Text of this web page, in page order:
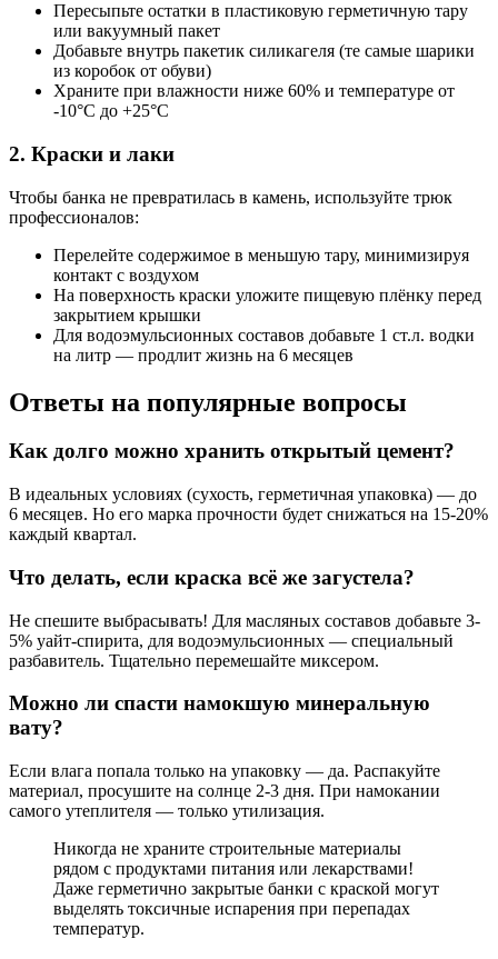
Пересыпьте остатки в пластиковую герметичную тару
или вакуумный пакет
Добавьте внутрь пакетик силикагеля (те самые шарики
из коробок от обуви)
Храните при влажности ниже 60% и температуре от
-10°C до +25°C
2. Краски и лаки
Чтобы банка не превратилась в камень, используйте трюк
профессионалов:
Перелейте содержимое в меньшую тару, минимизируя
контакт с воздухом
На поверхность краски уложите пищевую плёнку перед
закрытием крышки
Для водоэмульсионных составов добавьте 1 ст.л. водки
на литр — продлит жизнь на 6 месяцев
Ответы на популярные вопросы
Как долго можно хранить открытый цемент?
В идеальных условиях (сухость, герметичная упаковка) — до
6 месяцев. Но его марка прочности будет снижаться на 15-20%
каждый квартал.
Что делать, если краска всё же загустела?
Не спешите выбрасывать! Для масляных составов добавьте 3-
5% уайт-спирита, для водоэмульсионных — специальный
разбавитель. Тщательно перемешайте миксером.
Можно ли спасти намокшую минеральную
вату?
Если влага попала только на упаковку — да. Распакуйте
материал, просушите на солнце 2-3 дня. При намокании
самого утеплителя — только утилизация.
Никогда не храните строительные материалы
рядом с продуктами питания или лекарствами!
Даже герметично закрытые банки с краской могут
выделять токсичные испарения при перепадах
температур.